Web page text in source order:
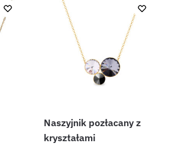
Naszyjnik pozłacany z
kryształami